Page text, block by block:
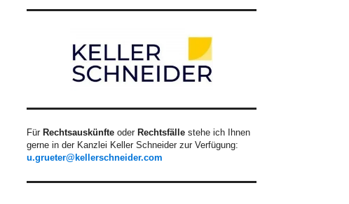
Für Rechtsauskünfte oder Rechtsfälle stehe ich Ihnen
gerne in der Kanzlei Keller Schneider zur Verfügung:
u.grueter@kellerschneider.com